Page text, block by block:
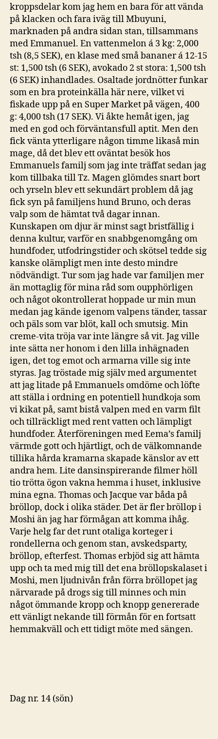
kroppsdelar kom jag hem en bara för att vända
på klacken och fara iväg till Mbuyuni,
marknaden på andra sidan stan, tillsammans
med Emmanuel. En vattenmelon á 3 kg: 2,000
tsh (8,5 SEK), en klase med små bananer á 12-15
st: 1,500 tsh (6 SEK), avokado 2 st stora: 1,500 tsh
(6 SEK) inhandlades. Osaltade jordnötter funkar
som en bra proteinkälla här nere, vilket vi
fiskade upp på en Super Market på vägen, 400
g: 4,000 tsh (17 SEK). Vi åkte hemåt igen, jag
med en god och förväntansfull aptit. Men den
fick vänta ytterligare någon timme likaså min
mage, då det blev ett oväntat besök hos
Emmanuels familj som jag inte träffat sedan jag
kom tillbaka till Tz. Magen glömdes snart bort
och yrseln blev ett sekundärt problem då jag
fick syn på familjens hund Bruno, och deras
valp som de hämtat två dagar innan.
Kunskapen om djur är minst sagt bristfällig i
denna kultur, varför en snabbgenomgång om
hundfoder, utfodringstider och skötsel tedde sig
kanske olämpligt men inte desto mindre
nödvändigt. Tur som jag hade var familjen mer
än mottaglig för mina råd som oupphörligen
och något okontrollerat hoppade ur min mun
medan jag kände igenom valpens tänder, tassar
och päls som var blöt, kall och smutsig. Min
creme-vita tröja var inte längre så vit. Jag ville
inte sätta ner honom i den lilla inhägnaden
igen, det tog emot och armarna ville sig inte
styras. Jag tröstade mig själv med argumentet
att jag litade på Emmanuels omdöme och löfte
att ställa i ordning en potentiell hundkoja som
vi kikat på, samt bistå valpen med en varm filt
och tillräckligt med rent vatten och lämpligt
hundfoder. Återföreningen med Eema’s familj
värmde gott och hjärtligt, och de välkomnande
tillika hårda kramarna skapade känslor av ett
andra hem. Lite dansinspirerande filmer höll
tio trötta ögon vakna hemma i huset, inklusive
mina egna. Thomas och Jacque var båda på
bröllop, dock i olika städer. Det är fler bröllop i
Moshi än jag har förmågan att komma ihåg.
Varje helg far det runt otaliga korteger i
rondellerna och genom stan, avskedsparty,
bröllop, efterfest. Thomas erbjöd sig att hämta
upp och ta med mig till det ena bröllopskalaset i
Moshi, men ljudnivån från förra bröllopet jag
närvarade på drogs sig till minnes och min
något ömmande kropp och knopp genererade
ett vänligt nekande till förmån för en fortsatt
hemmakväll och ett tidigt möte med sängen.
Dag nr. 14 (sön)